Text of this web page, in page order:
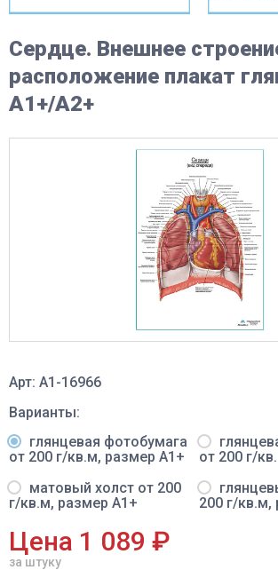
Сердце. Внешнее
расположение плакат
А1+/А2+
Арт: A1-16966
Варианты:
глянцевая фотобумага
от 200 г/кв.м, размер A1+
от 200 г/
матовый холст от 200
г/кв.м, размер A1+
200 г/кв.м,
Цена 1 089 ₽
за штуку